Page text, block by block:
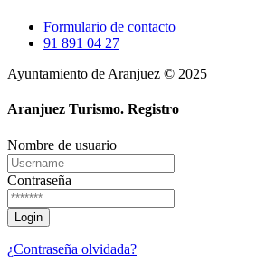
Formulario de contacto
91 891 04 27
Ayuntamiento de Aranjuez © 2025
Aranjuez Turismo. Registro
Nombre de usuario
Contraseña
¿Contraseña olvidada?